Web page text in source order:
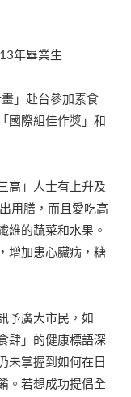
年畢業生
」赴台參加素食
國際組佳作獎」和
高」人士有上升及
用膳，而且愛吃高
維的蔬菜和水果。
增加患心臟病，糖
予廣大市民，如
肆」的健康標語深
未掌握到如何在日
。若想成功提倡全